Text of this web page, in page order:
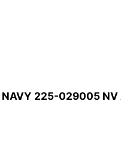
225-029005 NV